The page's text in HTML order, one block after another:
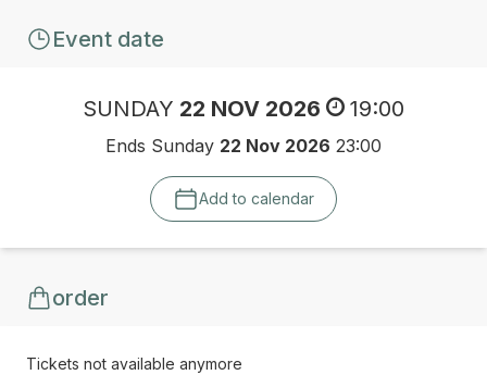
Event date
SUNDAY 22 NOV 2026 19:00
Ends Sunday 22 Nov 2026 23:00
Add to calendar
order
Tickets not available anymore